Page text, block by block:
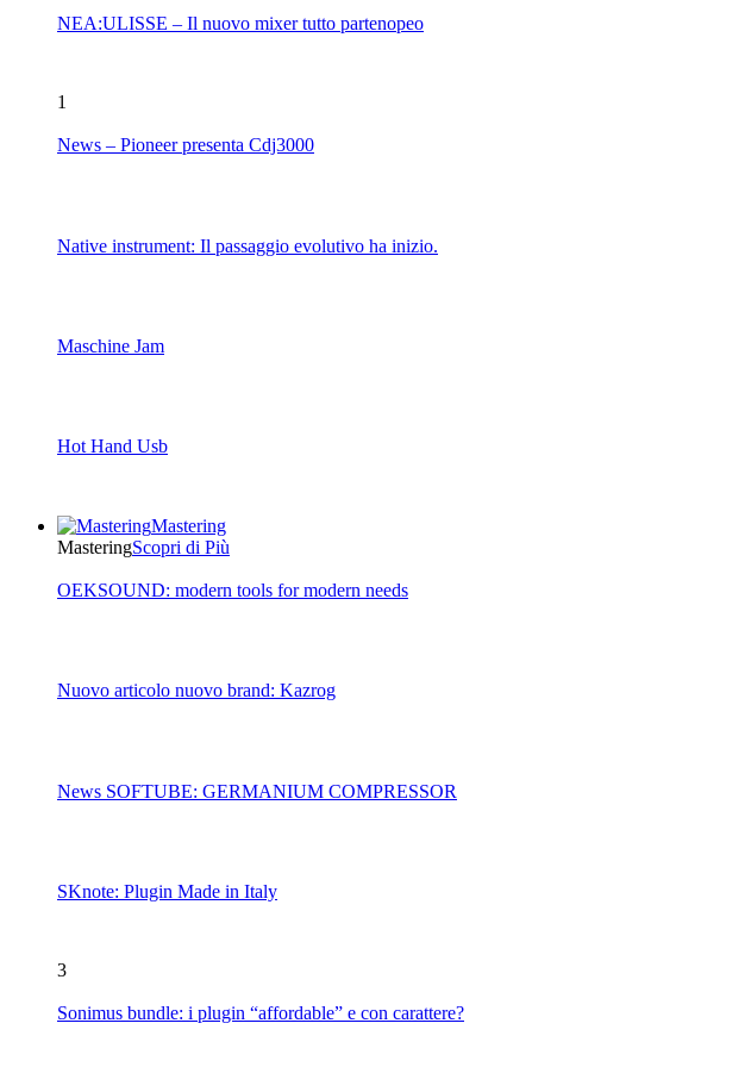
NEA:ULISSE – Il nuovo mixer tutto partenopeo
1
News – Pioneer presenta Cdj3000
Native instrument: Il passaggio evolutivo ha inizio.
Maschine Jam
Hot Hand Usb
Mastering
MasteringScopri di Più
OEKSOUND: modern tools for modern needs
Nuovo articolo nuovo brand: Kazrog
News SOFTUBE: GERMANIUM COMPRESSOR
SKnote: Plugin Made in Italy
3
Sonimus bundle: i plugin “affordable” e con carattere?